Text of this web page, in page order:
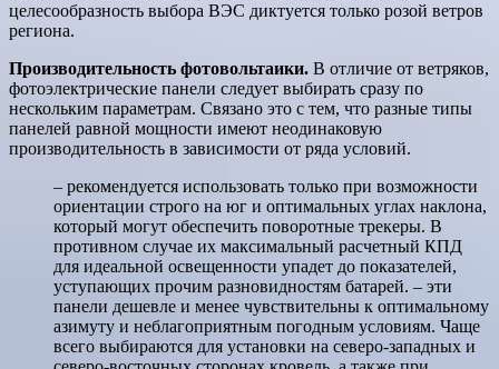
целесообразность выбора ВЭС диктуется только розой ветров
региона.
Производительность фотовольтаики. В отличие от ветряков,
фотоэлектрические панели следует выбирать сразу по
нескольким параметрам. Связано это с тем, что разные типы
панелей равной мощности имеют неодинаковую
производительность в зависимости от ряда условий.
– рекомендуется использовать только при возможности
ориентации строго на юг и оптимальных углах наклона,
который могут обеспечить поворотные трекеры. В
противном случае их максимальный расчетный КПД
для идеальной освещенности упадет до показателей,
уступающих прочим разновидностям батарей. – эти
панели дешевле и менее чувствительны к оптимальному
азимуту и неблагоприятным погодным условиям. Чаще
всего выбираются для установки на северо-западных и